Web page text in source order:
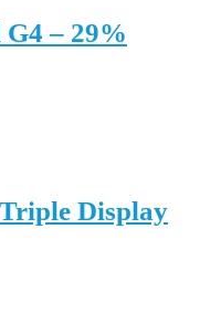
– 29%
Display